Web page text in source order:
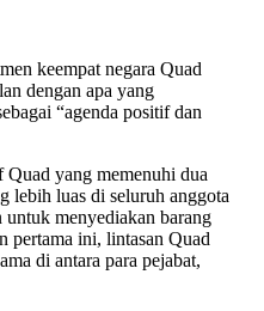
keempat negara Quad
dengan apa yang
“agenda positif dan
yang memenuhi dua
lebih luas di seluruh anggota
menyediakan barang
pertama ini, lintasan Quad
di antara para pejabat,